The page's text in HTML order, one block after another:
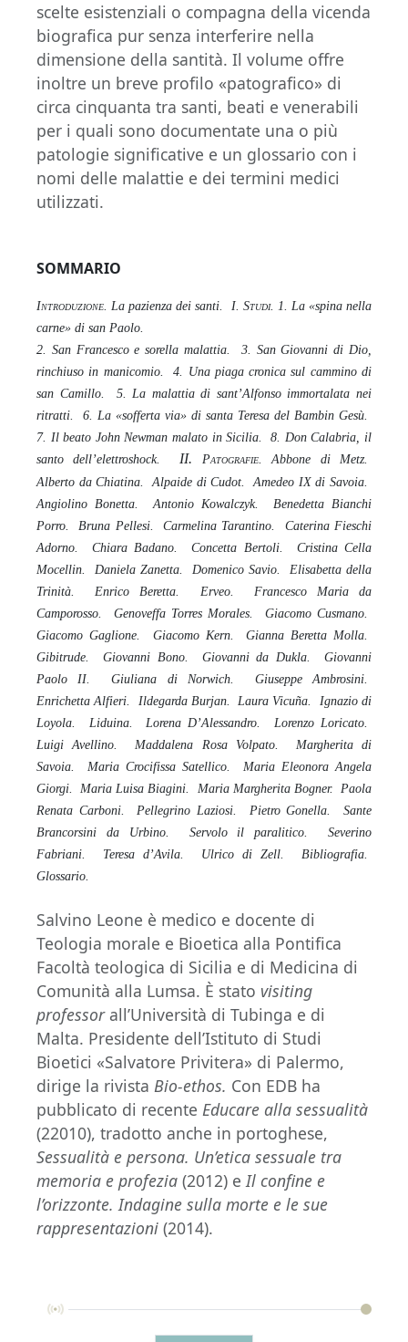
scelte esistenziali o compagna della vicenda
biografica pur senza interferire nella
dimensione della santità. Il volume offre
inoltre un breve profilo «patografico» di
circa cinquanta tra santi, beati e venerabili
per i quali sono documentate una o più
patologie significative e un glossario con i
nomi delle malattie e dei termini medici
utilizzati.
SOMMARIO
Introduzione. La pazienza dei santi. I. Studi. 1. La «spina nella
carne» di san Paolo.
2. San Francesco e sorella malattia. 3. San Giovanni di Dio,
rinchiuso in manicomio. 4. Una piaga cronica sul cammino di
san Camillo. 5. La malattia di sant’Alfonso immortalata nei
ritratti. 6. La «sofferta via» di santa Teresa del Bambin Gesù.
7. Il beato John Newman malato in Sicilia. 8. Don Calabria, il
santo dell’elettroshock.
II. Patografie. Abbone di Metz.
Alberto da Chiatina. Alpaide di Cudot. Amedeo IX di Savoia.
Angiolino Bonetta. Antonio Kowalczyk. Benedetta Bianchi
Porro. Bruna Pellesi. Carmelina Tarantino. Caterina Fieschi
Adorno. Chiara Badano. Concetta Bertoli. Cristina Cella
Mocellin. Daniela Zanetta. Domenico Savio. Elisabetta della
Trinità. Enrico Beretta. Erveo. Francesco Maria da
Camporosso. Genoveffa Torres Morales. Giacomo Cusmano.
Giacomo Gaglione. Giacomo Kern. Gianna Beretta Molla.
Gibitrude. Giovanni Bono. Giovanni da Dukla. Giovanni
Paolo II. Giuliana di Norwich. Giuseppe Ambrosini.
Enrichetta Alfieri. Ildegarda Burjan. Laura Vicuña. Ignazio di
Loyola. Liduina. Lorena D’Alessandro. Lorenzo Loricato.
Luigi Avellino. Maddalena Rosa Volpato. Margherita di
Savoia. Maria Crocifissa Satellico. Maria Eleonora Angela
Giorgi. Maria Luisa Biagini. Maria Margherita Bogner. Paola
Renata Carboni. Pellegrino Laziosi. Pietro Gonella. Sante
Brancorsini da Urbino. Servolo il paralitico. Severino
Fabriani. Teresa d’Avila. Ulrico di Zell. Bibliografia.
Glossario.
Salvino Leone è medico e docente di
Teologia morale e Bioetica alla Pontifica
Facoltà teologica di Sicilia e di Medicina di
Comunità alla Lumsa. È stato visiting
professor all’Università di Tubinga e di
Malta. Presidente dell’Istituto di Studi
Bioetici «Salvatore Privitera» di Palermo,
dirige la rivista Bio-ethos. Con EDB ha
pubblicato di recente Educare alla sessualità
(22010), tradotto anche in portoghese,
Sessualità e persona. Un’etica sessuale tra
memoria e profezia (2012) eIl confine e
l’orizzonte. Indagine sulla morte e le sue
rappresentazioni (2014).